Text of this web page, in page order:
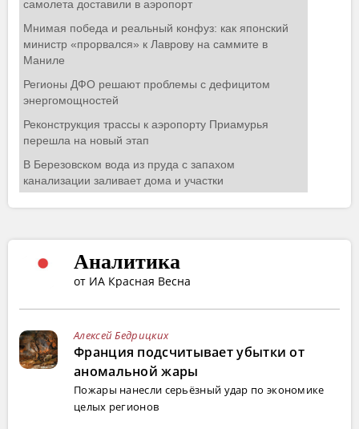
Аналитика
от ИА Красная Весна
Алексей Бедрицких
Франция подсчитывает убытки от
аномальной жары
Пожары нанесли серьёзный удар по экономике
целых регионов